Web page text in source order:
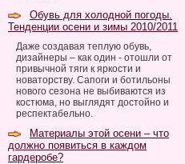
Обувь для холодной погоды.
Тенденции осени и зимы 2010/2011
Даже создавая теплую обувь,
дизайнеры – как один - отошли от
привычной тяги к яркости и
новаторству. Сапоги и ботильоны
нового сезона не выбиваются из
костюма, но выглядят достойно и
респектабельно.
Материалы этой осени – что
должно появиться в каждом
гардеробе?